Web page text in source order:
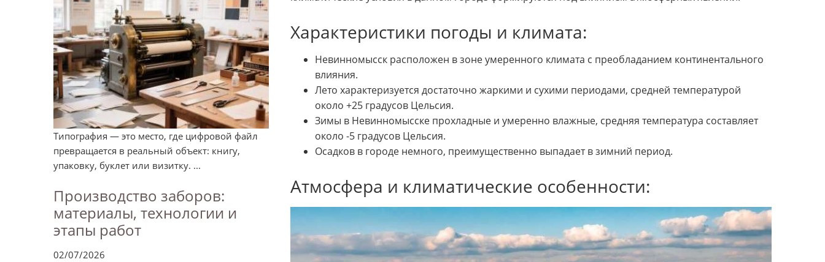
Типография — это место, где цифровой файл
превращается в реальный объект: книгу,
упаковку, буклет или визитку. ...
Производство заборов:
материалы, технологии и
этапы работ
02/07/2026
Характеристики погоды и климата:
Невинномысск расположен в зоне умеренного климата с преобладанием континентального
влияния.
Лето характеризуется достаточно жаркими и сухими периодами, средней температурой
около +25 градусов Цельсия.
Зимы в Невинномысске прохладные и умеренно влажные, средняя температура составляет
около -5 градусов Цельсия.
Осадков в городе немного, преимущественно выпадает в зимний период.
Атмосфера и климатические особенности: